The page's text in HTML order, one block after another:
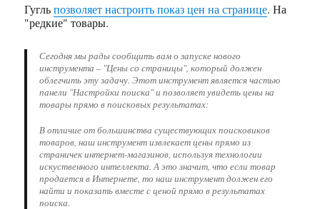
Гугльпозволяет настроить показ цен на странице. На
"редкие" товары.
Сегодня мы рады сообщить вам о запуске нового
инструмента – "Цены со страницы", который должен
облегчить эту задачу. Этот инструмент является частью
панели "Настройки поиска" и позволяет увидеть цены на
товары прямо в поисковых результатах:
В отличие от большинства существующих поисковиков
товаров, наш инструмент извлекает цены прямо из
страничек интернет-магазинов, используя технологии
искуственного интеллекта. А это значит, что если товар
продается в Интернете, то наш инструмент должен его
найти и показать вместе с ценой прямо в результатах
поиска.